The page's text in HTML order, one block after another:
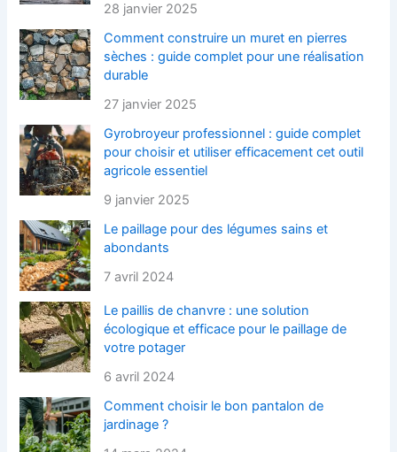
28 janvier 2025
Comment construire un muret en pierres
sèches : guide complet pour une réalisation
durable
27 janvier 2025
Gyrobroyeur professionnel : guide complet
pour choisir et utiliser efficacement cet outil
agricole essentiel
9 janvier 2025
Le paillage pour des légumes sains et
abondants
7 avril 2024
Le paillis de chanvre : une solution
écologique et efficace pour le paillage de
votre potager
6 avril 2024
Comment choisir le bon pantalon de
jardinage ?